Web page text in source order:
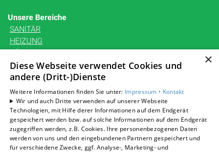
Unsere Bereiche
SANITÄR
HEIZUNG
BÄDERAUSSTELLUNG
KARRIERE
UNTERNEHMEN
KONTAKT
Um externe HTML-Inhalte anzuzeigen, benötigen wir
Ihre Einwilligung.
×
Diese Webseite verwendet Cookies und
andere (Dritt-)Dienste
Weitere Informationen finden Sie unter: Impressum • Kontakt
Wir und auch Dritte verwenden auf unserer Webseite
Technologien, mit Hilfe derer Informationen auf dem Endgerät
gespeichert werden bzw. auf solche Informationen auf dem Endgerät
zugegriffen werden, z.B. Cookies. Ihre personenbezogenen Daten
werden von uns und den eingebundenen Partnern gespeichert und
für verschiedene Zwecke, ggf. Analyse-, Marketing- und